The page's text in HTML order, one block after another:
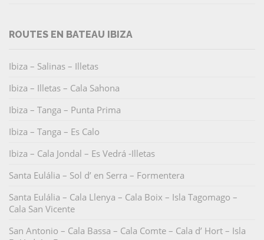
ROUTES EN BATEAU IBIZA
Ibiza – Salinas – Illetas
Ibiza – Illetas – Cala Sahona
Ibiza – Tanga – Punta Prima
Ibiza – Tanga – Es Calo
Ibiza – Cala Jondal – Es Vedrá -Illetas
Santa Eulália – Sol d’ en Serra – Formentera
Santa Eulália – Cala Llenya – Cala Boix – Isla Tagomago –
Cala San Vicente
San Antonio – Cala Bassa – Cala Comte – Cala d’ Hort – Isla